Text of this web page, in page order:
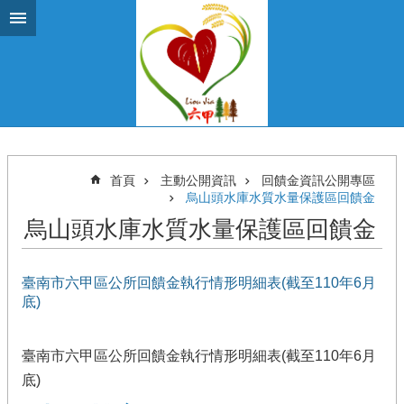
跳到主要內容區塊
首頁 主動公開資訊
回饋金資訊公開專區
烏山頭水庫水質水量保護區回饋金
烏山頭水庫水質水量保護區回饋金
臺南市六甲區公所回饋金執行情形明細表(截至110年6月
底)
臺南市六甲區公所回饋金執行情形明細表(截至110年6月
底)